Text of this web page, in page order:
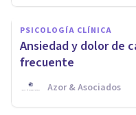
PSICOLOGÍA CLÍNICA
Ansiedad y dolor de
frecuente
Azor & Asociados